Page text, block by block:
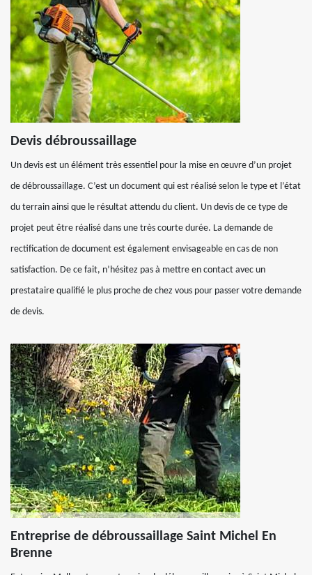
Devis débroussaillage
Un devis est un élément très essentiel pour la mise en œuvre d’un projet
de débroussaillage. C’est un document qui est réalisé selon le type et l’état
du terrain ainsi que le résultat attendu du client. Un devis de ce type de
projet peut être réalisé dans une très courte durée. La demande de
rectification de document est également envisageable en cas de non
satisfaction. De ce fait, n’hésitez pas à mettre en contact avec un
prestataire qualifié le plus proche de chez vous pour passer votre demande
de devis.
Entreprise de débroussaillage Saint Michel En
Brenne